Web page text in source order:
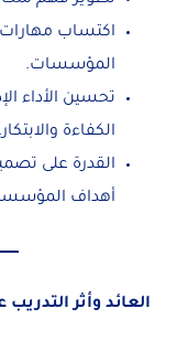
اكتساب مهارات
المؤسسات.
تحسين الأداء
الكفاءة والابتكار.
القدرة على
أهداف
العائد وأثر